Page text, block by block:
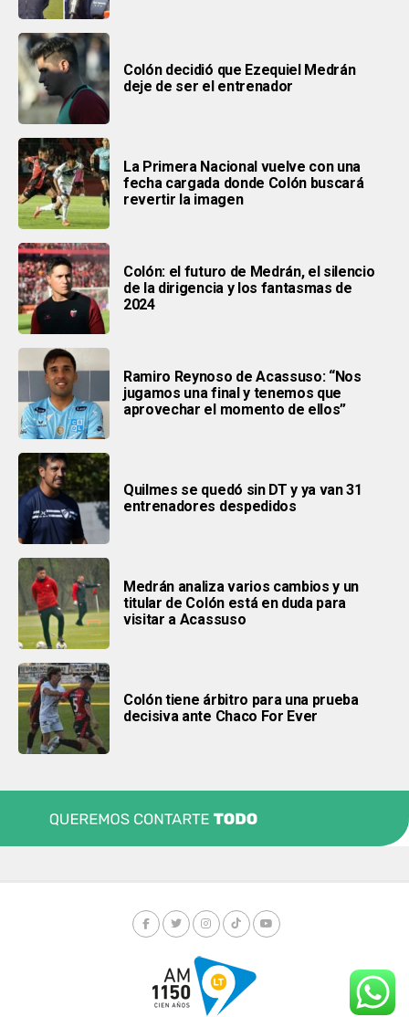
Colón decidió que Ezequiel Medrán
deje de ser el entrenador
La Primera Nacional vuelve con una
fecha cargada donde Colón buscará
revertir la imagen
Colón: el futuro de Medrán, el silencio
de la dirigencia y los fantasmas de
2024
Ramiro Reynoso de Acassuso: “Nos
jugamos una final y tenemos que
aprovechar el momento de ellos”
Quilmes se quedó sin DT y ya van 31
entrenadores despedidos
Medrán analiza varios cambios y un
titular de Colón está en duda para
visitar a Acassuso
Colón tiene árbitro para una prueba
decisiva ante Chaco For Ever